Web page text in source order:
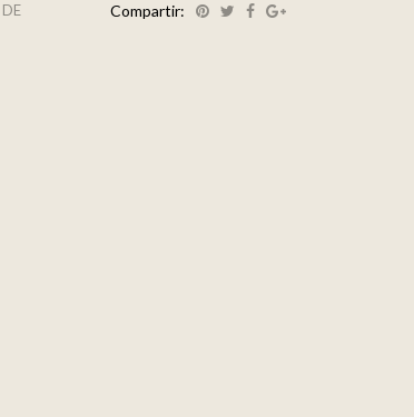
Compartir: